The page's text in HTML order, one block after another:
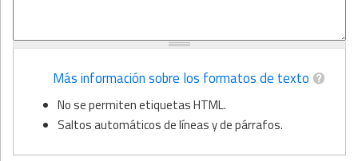
Más información sobre los formatos de texto
No se permiten etiquetas HTML.
Saltos automáticos de líneas y de párrafos.